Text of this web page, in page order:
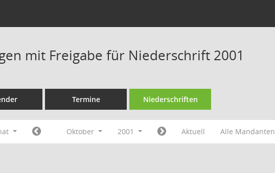
mit Freigabe für Niederschrift 2001
Termine Niederschriften
Oktober 2001 Aktuell Alle Mandanten